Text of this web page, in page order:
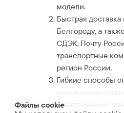
модели.
Быстрая
Белгороду, а
СДЭК, Почту
транспортные
регион России.
Гибкие способы
электронными
Файлы cookie